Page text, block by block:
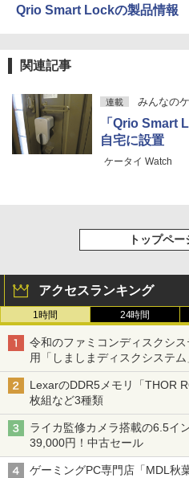
Qrio Smart Lockの製品情報
関連記事
連載 みんなの
「Qrio Smart
自宅に設置
ケータイ Watch
トップペ
アクセスランキング
1時間 24時間
令和のファミコンディスクシ
用「しましまディスクシステム
LexarのDDR5メモリ「THOR
枚組など3種類
ライカ監修カメラ搭載の6.5イ
39,000円！中古セール
ゲーミングPC専門店「MDL秋